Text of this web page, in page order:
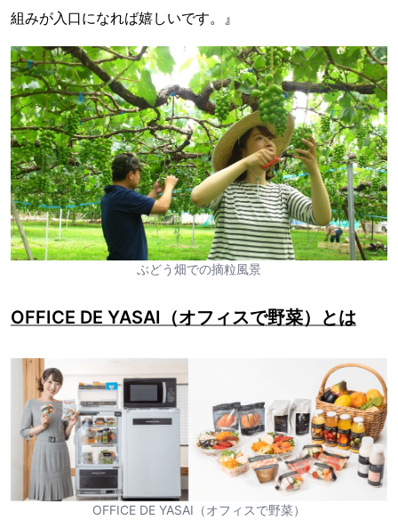
組みが入口になれば嬉しいです。』
ぶどう畑での摘粒風景
OFFICE DE YASAI（オフィスで野菜）とは
OFFICE DE YASAI（オフィスで野菜）